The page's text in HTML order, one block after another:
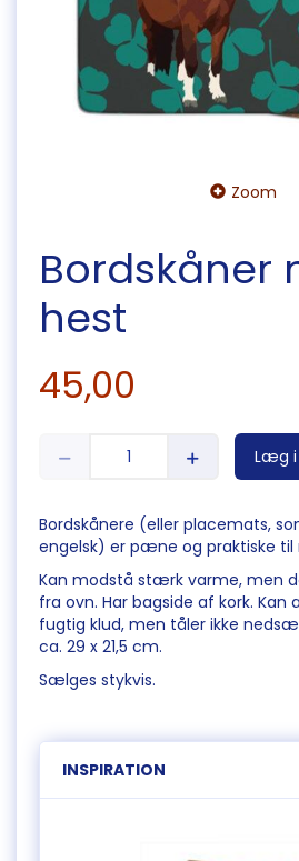
Zoom
Bordskåner
hest
45,00
Læg i
Bordskånere (eller placemats,
engelsk) er pæne og praktiske til
Kan modstå stærk varme, men
fra ovn. Har bagside af kork. Kan
fugtig klud, men tåler ikke
ca. 29 x 21,5 cm.
Sælges stykvis.
INSPIRATION